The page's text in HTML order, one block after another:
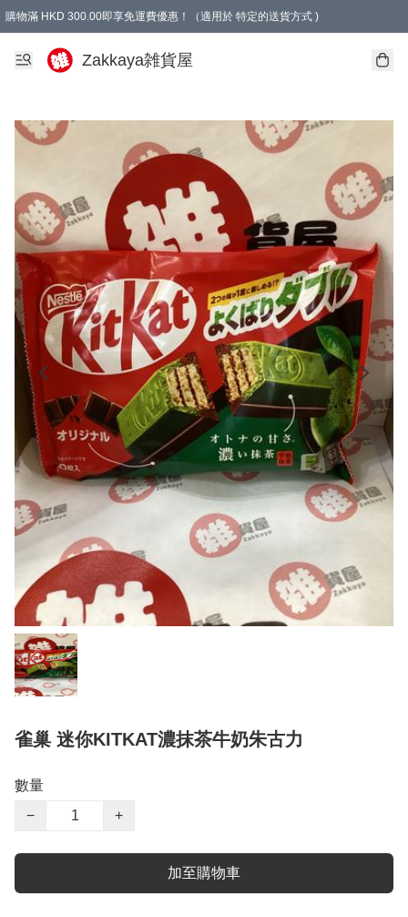
購物滿 HKD 300.00即享免運費優惠！（適用於 特定的送貨方式 )
Zakkaya雑貨屋
雀巢 迷你KITKAT濃抹茶牛奶朱古力
數量
−
+
加至購物車